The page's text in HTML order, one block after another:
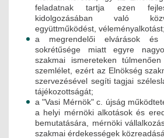
SZAKMAI KÖTELEZETTSÉGEK
MÉRNÖKI VÁLLALKOZÁSOK
MÉRNÖKI VÁLLALKOZÁSOK
SZEMÉLYES PORTFÓLIÓK
KAPCSOLAT
feladatnak tartja ezen
kidolgozásában való
együttműködést, véleményalkotást;
a megrendelői elvárások és
sokrétűsége miatt egyre
szakmai ismereteken
szemlélet, ezért az Elnökség
szervezésével segíti tagjai
tájékozottságát;
a "Vasi Mérnök" c. újság
a helyi mérnöki alkotások és
bemutatására, mérnöki
szakmai érdekességek